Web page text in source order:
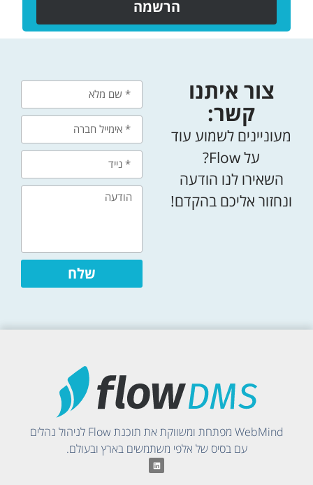
הרשמה
צור איתנו
קשר:
מעוניינים לשמוע עוד
על Flow?
השאירו לנו הודעה
ונחזור אליכם בהקדם!
שלח
WebMind מפתחת ומשווקת את תוכנת Flow לניהול נהלים
עם בסיס של אלפי משתמשים בארץ ובעולם.